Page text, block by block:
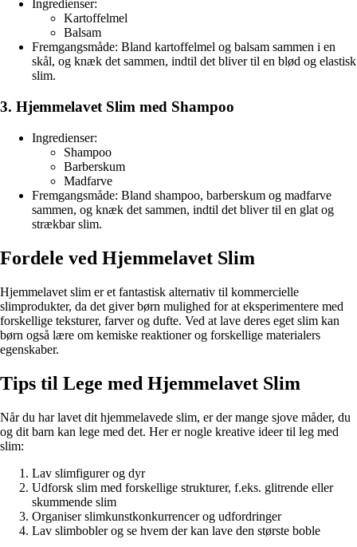
Ingredienser:
Kartoffelmel
Balsam
Fremgangsmåde: Bland kartoffelmel og balsam sammen i en
skål, og knæk det sammen, indtil det bliver til en blød og elastisk
slim.
3. Hjemmelavet Slim med Shampoo
Ingredienser:
Shampoo
Barberskum
Madfarve
Fremgangsmåde: Bland shampoo, barberskum og madfarve
sammen, og knæk det sammen, indtil det bliver til en glat og
strækbar slim.
Fordele ved Hjemmelavet Slim
Hjemmelavet slim er et fantastisk alternativ til kommercielle
slimprodukter, da det giver børn mulighed for at eksperimentere med
forskellige teksturer, farver og dufte. Ved at lave deres eget slim kan
børn også lære om kemiske reaktioner og forskellige materialers
egenskaber.
Tips til Lege med Hjemmelavet Slim
Når du har lavet dit hjemmelavede slim, er der mange sjove måder, du
og dit barn kan lege med det. Her er nogle kreative ideer til leg med
slim:
Lav slimfigurer og dyr
Udforsk slim med forskellige strukturer, f.eks. glitrende eller
skummende slim
Organiser slimkunstkonkurrencer og udfordringer
Lav slimbobler og se hvem der kan lave den største boble